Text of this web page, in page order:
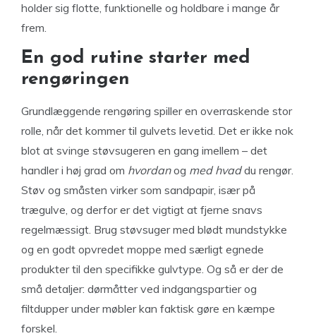
holder sig flotte, funktionelle og holdbare i mange år
frem.
En god rutine starter med
rengøringen
Grundlæggende rengøring spiller en overraskende stor
rolle, når det kommer til gulvets levetid. Det er ikke nok
blot at svinge støvsugeren en gang imellem – det
handler i høj grad om hvordanog med hvaddu rengør.
Støv og småsten virker som sandpapir, især på
trægulve, og derfor er det vigtigt at fjerne snavs
regelmæssigt. Brug støvsuger med blødt mundstykke
og en godt opvredet moppe med særligt egnede
produkter til den specifikke gulvtype. Og så er der de
små detaljer: dørmåtter ved indgangspartier og
filtdupper under møbler kan faktisk gøre en kæmpe
forskel.